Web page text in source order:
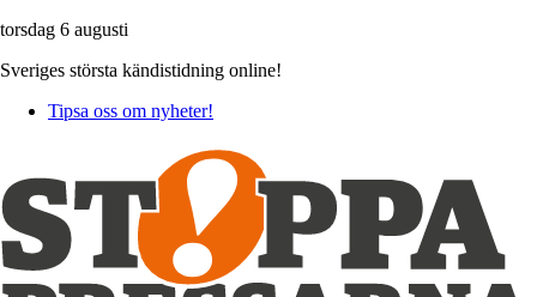
torsdag 6 augusti
Sveriges största kändistidning online!
Tipsa oss om nyheter!